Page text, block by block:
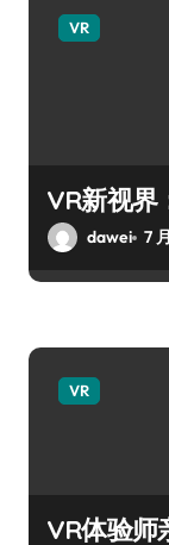
VR
VR新视界
dawei 7
VR
VR体验师